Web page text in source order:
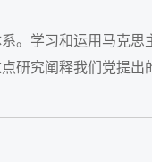
。学习和运用马克
研究阐释我们党提